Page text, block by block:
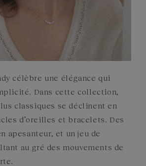
célèbre une élégance qui
Dans cette collection,
classiques se déclinent en
d’oreilles et bracelets. Des
apesanteur, et un jeu de
au gré des mouvements de